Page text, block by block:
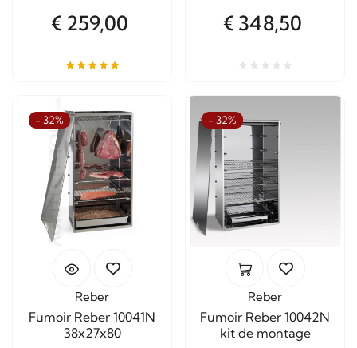
€ 259,00 € 348,50
- 32%
Reber
Fumoir Reber 10041N
38x27x80
- 32%
Reber
Fumoir Reber 10042N
kit de montage